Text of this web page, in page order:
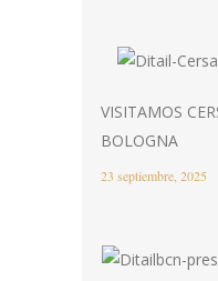
VISITAMOS
BOLOGNA
23 septiembre, 2025